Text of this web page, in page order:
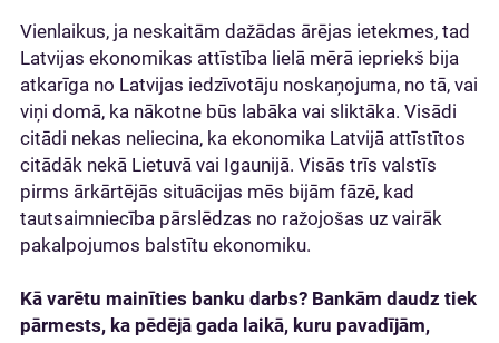
Vienlaikus, ja neskaitām dažādas ārējas ietekmes, tad
Latvijas ekonomikas attīstība lielā mērā iepriekš bija
atkarīga no Latvijas iedzīvotāju noskaņojuma, no tā, vai
viņi domā, ka nākotne būs labāka vai sliktāka. Visādi
citādi nekas neliecina, ka ekonomika Latvijā attīstītos
citādāk nekā Lietuvā vai Igaunijā. Visās trīs valstīs
pirms ārkārtējās situācijas mēs bijām fāzē, kad
tautsaimniecība pārslēdzas no ražojošas uz vairāk
pakalpojumos balstītu ekonomiku.
Kā varētu mainīties banku darbs? Bankām daudz tiek
pārmests, ka pēdējā gada laikā, kuru pavadījām,